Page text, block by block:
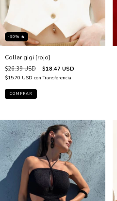
-30% 🔥
Collar gigi [rojo]
$26.39 USD $18.47 USD
$15.70 USD con Transferencia